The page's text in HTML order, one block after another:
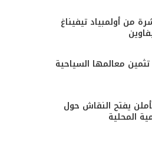
من أولمبياد تيفيناغ
معالمها السياحية
يفتح النقاش حول
المحلية